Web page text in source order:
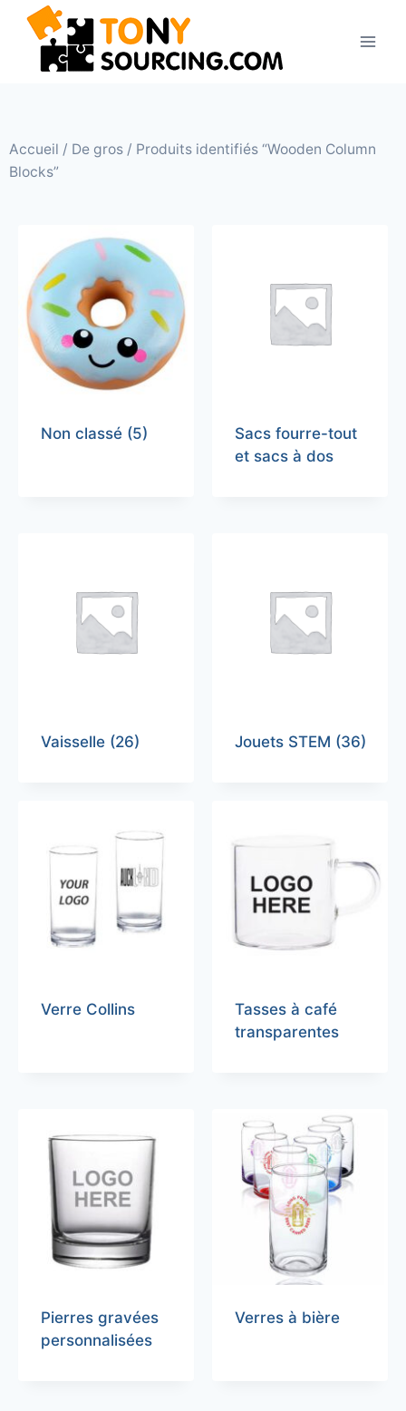
Accueil / De gros / Produits identifiés “Wooden Column
Blocks”
Non classé (5)
Sacs fourre-tout
et sacs à dos
Vaisselle (26) Jouets STEM (36)
Verre Collins
Tasses à café
transparentes
Pierres gravées
personnalisées
Verres à bière